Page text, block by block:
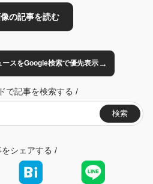
ースをGoogle検索で優先表示→
で記事を検索する /
検索
シェアする /